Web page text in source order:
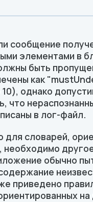
сообщение
элементами в
быть
как
однако
что
в лог-файл.
для словарей,
необходимо
обычно
приведено